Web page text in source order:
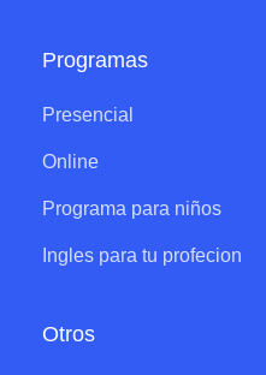
Programas
Presencial
Online
Programa para niños
Ingles para tu profecion
Otros